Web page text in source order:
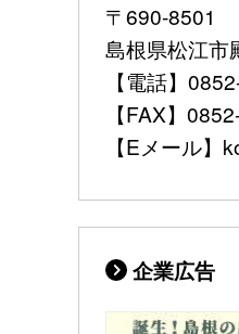
〒690-8501
島根県松江
【電話】
【FAX】
【Eメール
企業広告